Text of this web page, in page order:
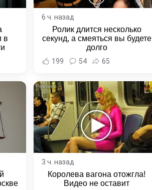
в
6 ч. назад
Ролик длится несколько
секунд, а смеяться вы будете
долго
199 54 65
3 ч. назад
Королева вагона отожгла!
Видео не оставит